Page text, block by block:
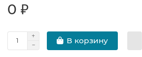
0 ₽
В корзину